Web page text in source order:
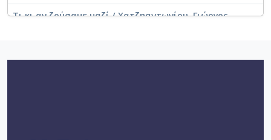
Τι κι αν ζούσαμε μαζί / Χατζηαντωνίου, Γιώργος